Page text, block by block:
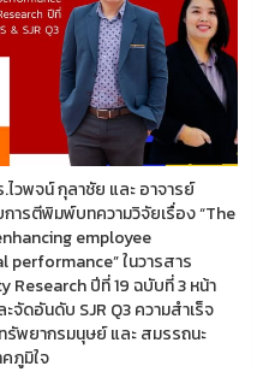
วพจน์ กุลาชัย และ อาจารย์
ารตีพิมพ์บทความวิจัยเรื่อง “The
employee
ในวารสาร
ปีที่ 19 ฉบับที่ 3 หน้า
ดอันดับ SJR Q3 ความสำเร็จ
พยากรมนุษย์ และ สมรรถนะ
ภูมิใจ